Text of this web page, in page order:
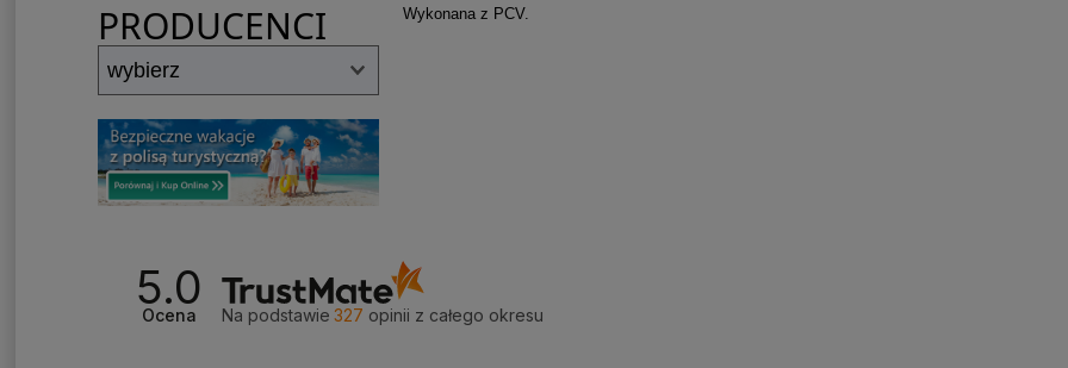
PRODUCENCI Wykonana z PCV.
5.0
Ocena Na podstawie 327 opinii z całego okresu